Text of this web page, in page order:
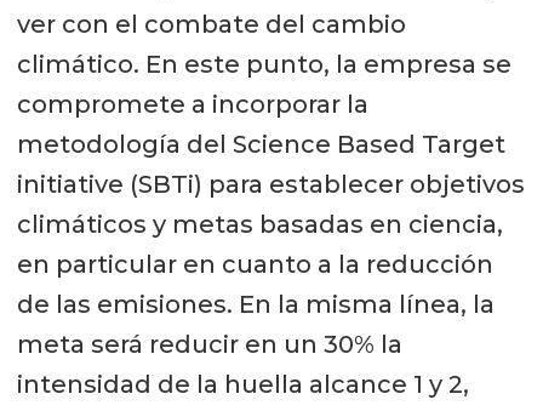
ver con el combate del cambio
climático. En este punto, la empresa se
compromete a incorporar la
metodología del Science Based Target
initiative (SBTi) para establecer objetivos
climáticos y metas basadas en ciencia,
en particular en cuanto a la reducción
de las emisiones. En la misma línea, la
meta será reducir en un 30% la
intensidad de la huella alcance 1 y 2,